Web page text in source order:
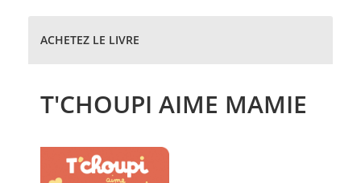
ACHETEZ LE LIVRE
T'CHOUPI AIME MAMIE